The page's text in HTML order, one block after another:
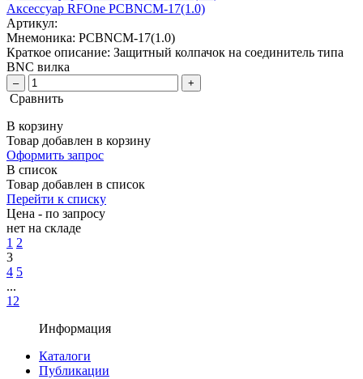
Аксессуар RFOne PCBNCM-17(1.0)
Артикул:
Мнемоника: PCBNCM-17(1.0)
Краткое описание: Защитный колпачок на соединитель типа
BNC вилка
– +
Сравнить
В корзину
Товар добавлен в корзину
Оформить запрос
В список
Товар добавлен в список
Перейти к списку
Цена - по запросу
нет на складе
1 2
3
4 5
...
12
Информация
Каталоги
Публикации